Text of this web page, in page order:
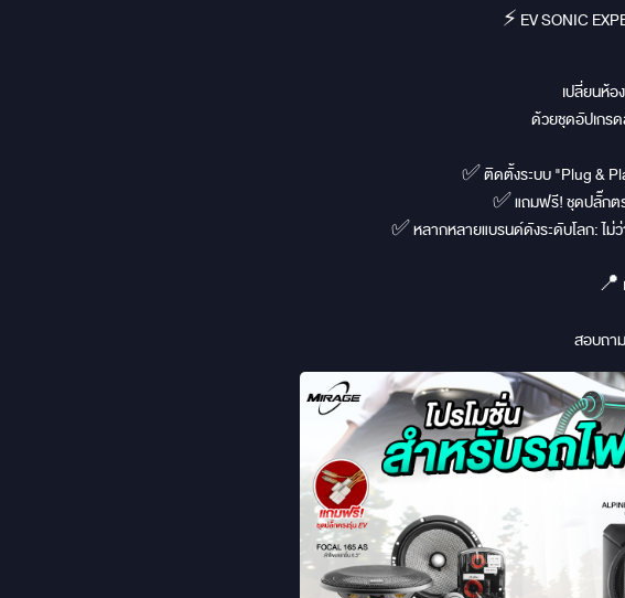
⚡️ EV SONIC
เปลี่ยนห้อ
ด้วยชุดอัปเกร
✅ ติดตั้งระบบ "Plug &
✅ แถมฟรี! ชุดปลั๊กต
✅ หลากหลายแบรนด์ดังระดับโลก: ไม่
📍
สอบถา